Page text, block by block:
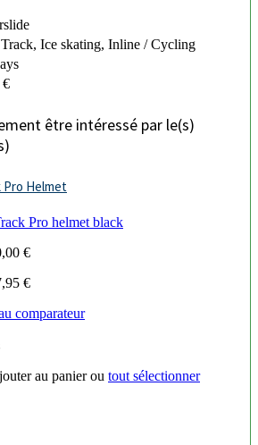
Ice skating, Inline / Cycling
€
être intéressé par le(s)
Pro Helmet
€
€
comparateur
au panier ou tout sélectionner